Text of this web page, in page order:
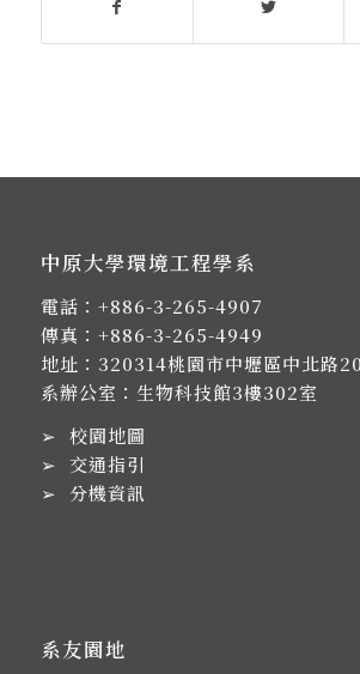
中原大學環境工程學系
電話： +886-3-265-4907
傳真：+886-3-265-4949
地址： 320314桃園市中壢區中北路
系辦公室：生物科技館3樓302室
➢ 校園地圖
➢ 交通指引
➢ 分機資訊
系友園地